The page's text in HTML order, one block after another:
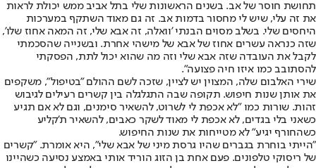
תחושת חוסר של אב. בשנים הראשונות שלי בתל אביב ממש יכולת לראות
את זה עלי, שיש לי מחסור בדמות אב. זה גם מאוד השתקף במערכות
היחסים שלי. בשלב מסוים הבנתי 'וואלה, זה אבא שלי, זה המאה אחוז שלו',
שזה כנראה עשרים אחוז של אבא של מישהי אחרת. ובשנייה שהסכמתי
לקבל את העובדה שזה אבא שלי וזה מה שהוא יכול לתת, הפסקתי
להסתובב כמו איזו חיה פצועה".
שירי האלבום שלה, המצוין יש לציין, שזכה לשם ההולם "בטיפול", משקפים
את אותן שנות חיפוש. תקופה שבה התגלגלה בין קשרים רעילים לגיבוש
זהות. שורות כמו "לא אכפת לי לשרוט, להשאיר סימנים, וגם לא אם תגיע
כשאני בלי בגדים, לא אכפת לי מאוד לשקר כאבים, להשאיר ת'קליע
כשהחורף יגיע" לא מטייחות את שנות החיפוש.
"הייתי בוחרת בגברים שהיו גרסת מיני של אבא שלי", היא אומרת. "קשרים
של ריסוקי טלפונים. פעם אחת בן הזוג הוריד אותי באמצע נסיעה כשהיינו